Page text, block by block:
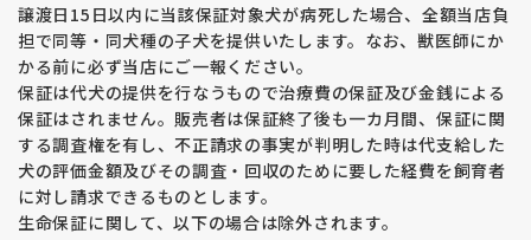
譲渡日15日以内に当該保証対象犬が病死した場合、全額当店負
担で同等・同犬種の子犬を提供いたします。なお、獣医師にか
かる前に必ず当店にご一報ください。
保証は代犬の提供を行なうもので治療費の保証及び金銭による
保証はされません。販売者は保証終了後も一カ月間、保証に関
する調査権を有し、不正請求の事実が判明した時は代支給した
犬の評価金額及びその調査・回収のために要した経費を飼育者
に対し請求できるものとします。
生命保証に関して、以下の場合は除外されます。